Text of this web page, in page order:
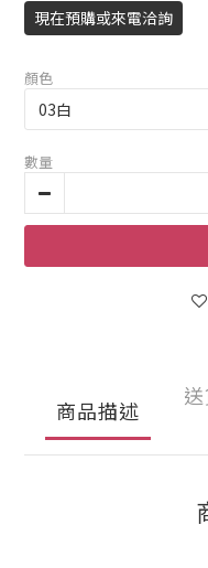
現在預購或來電洽詢
顏色
數量
商品描述